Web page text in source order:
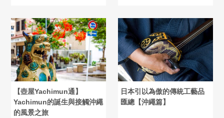
【壺屋Yachimun通】
Yachimun的誕生與接觸沖繩
的風景之旅
日本引以為傲的傳統工藝品
匯總【沖繩篇】